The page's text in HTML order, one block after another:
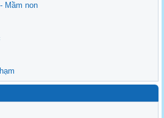
Mầm non